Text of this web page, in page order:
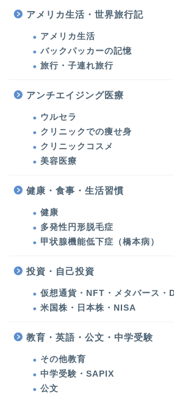
アメリカ生活・世界旅行記
アメリカ生活
バックパッカーの記憶
旅行・子連れ旅行
アンチエイジング医療
ウルセラ
クリニックでの痩せ身
クリニックコスメ
美容医療
健康・食事・生活習慣
健康
多発性円形脱毛症
甲状腺機能低下症（橋本病）
投資・自己投資
仮想通貨・NFT・メタバース・
米国株・日本株・NISA
教育・英語・公文・中学受験
その他教育
中学受験・SAPIX
公文